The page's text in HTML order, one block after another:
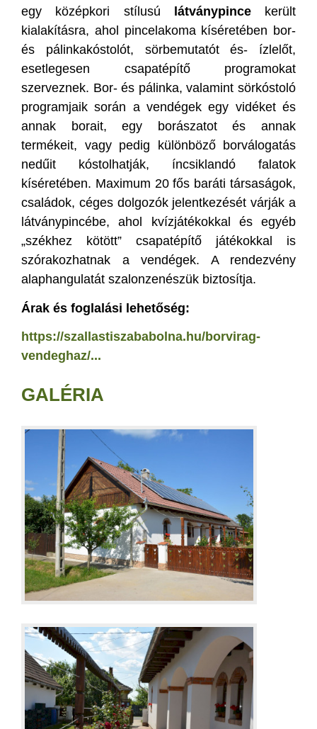
egy középkori stílusú
látványpincekerült
kialakításra, ahol pincelakoma kíséretében bor-
és pálinkakóstolót, sörbemutatót és- ízlelőt,
esetlegesen csapatépítő programokat
szerveznek. Bor- és pálinka, valamint sörkóstoló
programjaik során a vendégek egy vidéket és
annak borait, egy borászatot és annak
termékeit, vagy pedig különböző borválogatás
nedűit kóstolhatják, íncsiklandó falatok
kíséretében. Maximum 20 fős baráti társaságok,
családok, céges dolgozók jelentkezését várják a
látványpincébe, ahol kvízjátékokkal és egyéb
„székhez kötött” csapatépítő játékokkal is
szórakozhatnak a vendégek. A rendezvény
alaphangulatát szalonzenészük biztosítja.
Árak és foglalási lehetőség:
https://szallastiszababolna.hu/borvirag-
vendeghaz/...
GALÉRIA